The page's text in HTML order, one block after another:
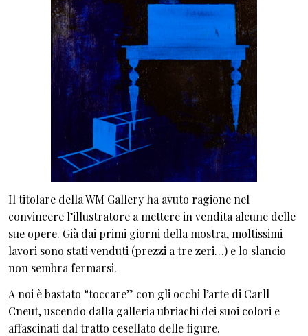
Il titolare della WM Gallery ha avuto ragione nel
convincere l’illustratore a mettere in vendita alcune delle
sue opere. Già dai primi giorni della mostra, moltissimi
lavori sono stati venduti (prezzi a tre zeri…) e lo slancio
non sembra fermarsi.
A noi è bastato “toccare” con gli occhi l’arte di Carll
Cneut, uscendo dalla galleria ubriachi dei suoi colori e
affascinati dal tratto cesellato delle figure.